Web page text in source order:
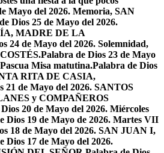
Mayo del 2026. Memoria, SAN
Dios 25 de Mayo del 2026.
MADRE DE LA
24 de Mayo del 2026. Solemnidad,
Palabra de Dios 23 de Mayo
Misa matutina.Palabra de Dios
RITA DE CASIA,
21 de Mayo del 2026. SANTOS
y COMPAÑEROS
20 de Mayo del 2026. Miércoles
Dios 19 de Mayo de 2026. Martes VII
18 de Mayo del 2026. SAN JUAN I,
Dios 17 de Mayo del 2026.